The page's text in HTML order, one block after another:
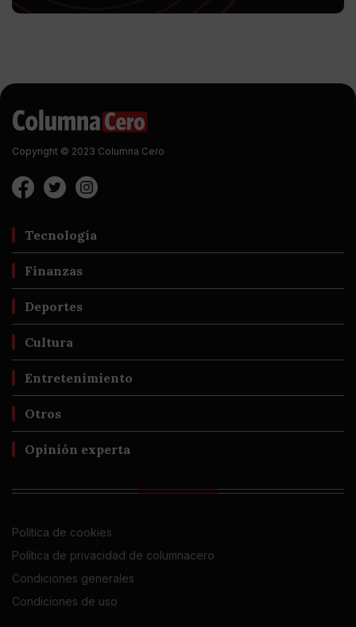
Copyright © 2023 Columna Cero
Tecnología
Finanzas
Deportes
Cultura
Entretenimiento
Otros
Opinión experta
Política de cookies
Política de privacidad de columnacero
Condiciones generales
Condiciones de uso